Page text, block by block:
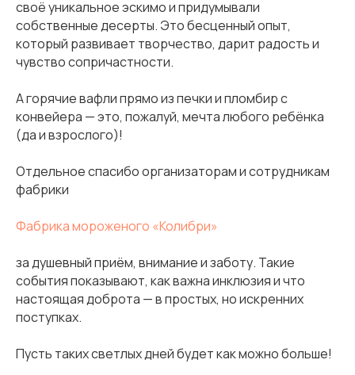
своё уникальное эскимо и придумывали
собственные десерты. Это бесценный опыт,
который развивает творчество, дарит радость и
чувство сопричастности.
А горячие вафли прямо из печки и пломбир с
конвейера — это, пожалуй, мечта любого ребёнка
(да и взрослого)!
Отдельное спасибо организаторам и сотрудникам
фабрики
Фабрика мороженого «Колибри»
за душевный приём, внимание и заботу. Такие
события показывают, как важна инклюзия и что
настоящая доброта — в простых, но искренних
поступках.
Пусть таких светлых дней будет как можно больше!